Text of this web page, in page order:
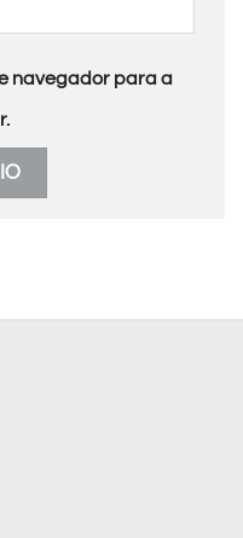
navegador para a